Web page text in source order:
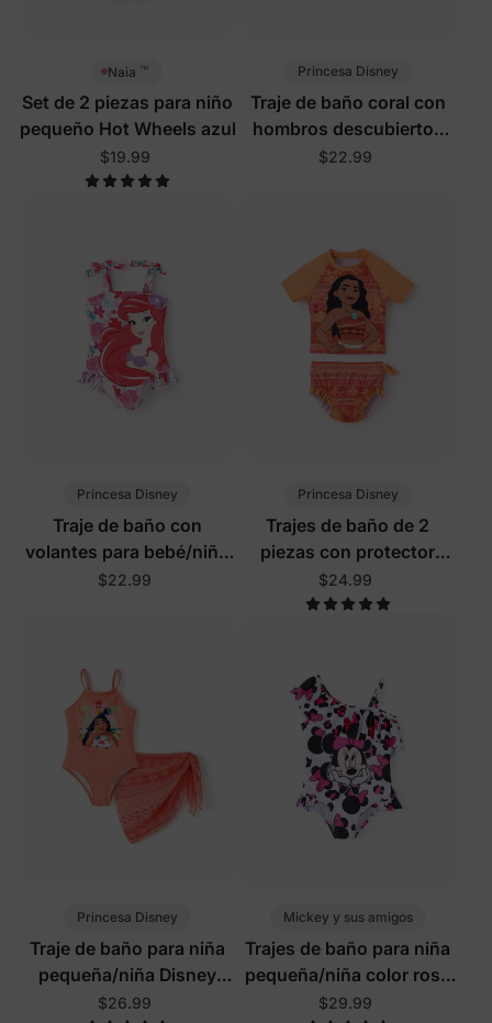
Naia ™
Set de 2 piezas para niño
pequeño Hot Wheels azul
$19.99
Princesa Disney
Traje de baño coral con
hombros descubiertos
para niña pequeña/niña
$22.99
Princesa Disney
Traje de baño con
volantes para bebé/niño
pequeño de Disney Ariel
$22.99
Princesa Disney
Trajes de baño de 2
piezas con protector
solar para niña pequeña
Disney Moana en color
$24.99
Princesa Disney
Traje de baño para niña
pequeña/niña Disney
Moana
$26.99
Mickey y sus amigos
Trajes de baño para niña
pequeña/niña color rosa
rosa
$29.99